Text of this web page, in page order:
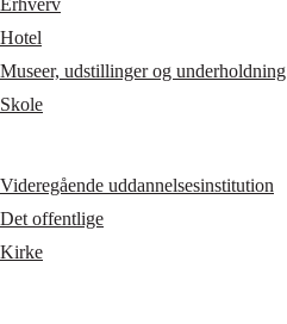
Erhverv
Hotel
Museer, udstillinger og underholdning
Skole
Videregående uddannelsesinstitution
Det offentlige
Kirke